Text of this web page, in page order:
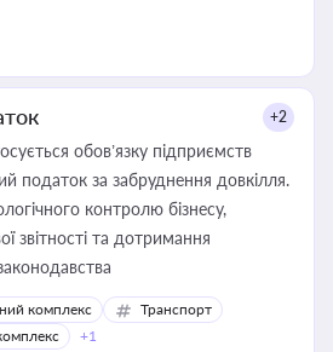
+2
обов’язку підприємств
податок за забруднення довкілля.
контролю бізнесу,
звітності та дотримання
комплекс
Транспорт
+1